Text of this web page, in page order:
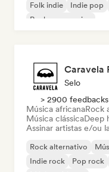
Folk indie
Indie pop
Rock progressivo
Caravela
Selo
> 2900
Música africanaRock
Música clássicaDeep
Assinar artistas e/ou
Rock alternativo
Indie rock
Pop rock